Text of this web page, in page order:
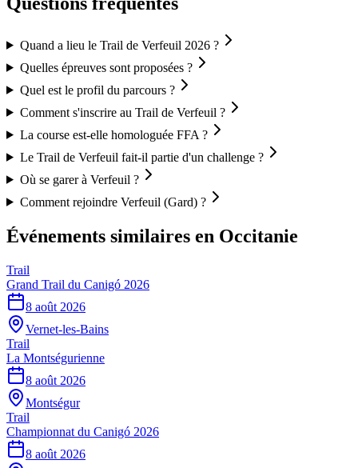
Quand a lieu le Trail de Verfeuil 2026 ?
Quelles épreuves sont proposées ?
Quel est le profil du parcours ?
Comment s'inscrire au Trail de Verfeuil ?
La course est-elle homologuée FFA ?
Le Trail de Verfeuil fait-il partie d'un challenge ?
Où se garer à Verfeuil ?
Comment rejoindre Verfeuil (Gard) ?
Événements similaires en Occitanie
Trail
Grand Trail du Canigó 2026
8 août 2026
Vernet-les-Bains
Trail
La Montségurienne
8 août 2026
Montségur
Trail
Championnat du Canigó 2026
8 août 2026